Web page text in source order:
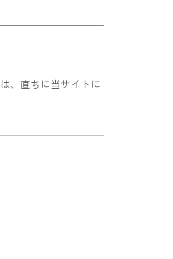
、直ちに当サイトに